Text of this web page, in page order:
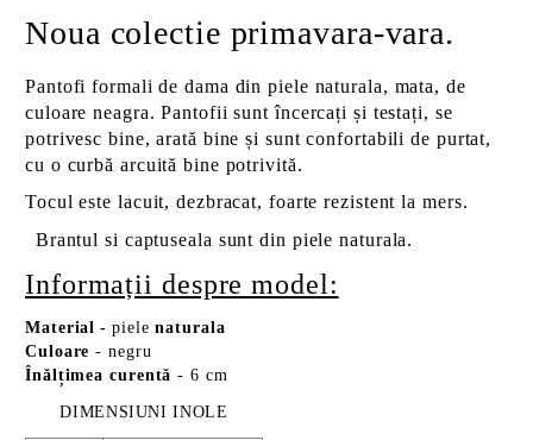
Noua colectie primavara-vara.
Pantofi formali de dama din piele naturala, mata, de
culoare neagra. Pantofii sunt încercați și testați, se
potrivesc bine, arată bine și sunt confortabili de purtat,
cu o curbă arcuită bine potrivită.
Tocul este lacuit, dezbracat, foarte rezistent la mers.
Brantul si captuseala sunt din piele naturala.
Informații despre model:
Material - pielenaturala
Culoare - negru
Înălțimea curentă - 6 cm
DIMENSIUNI INOLE